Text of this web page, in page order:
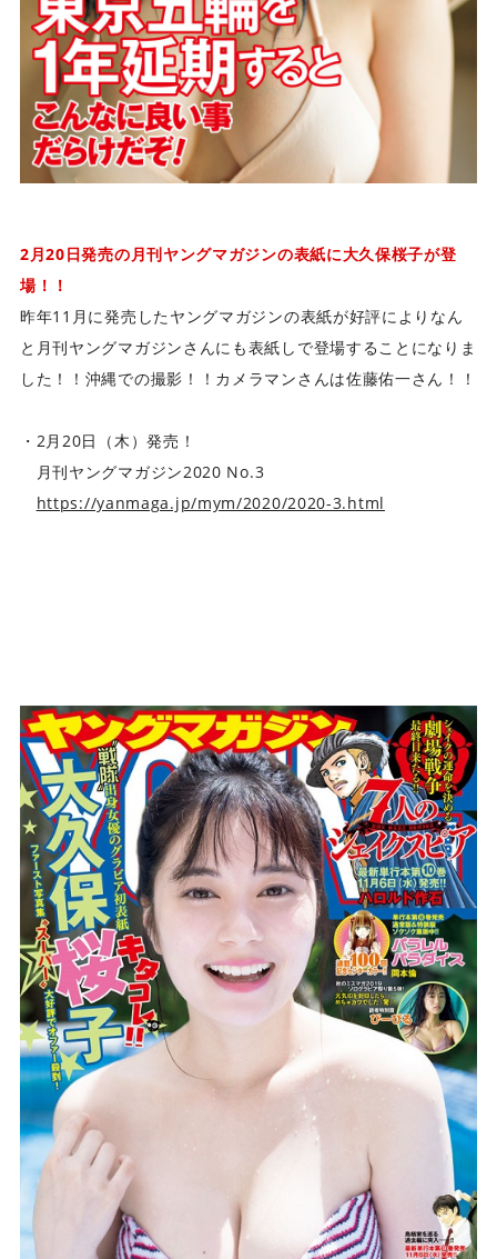
ツ
株
式
会
社
]
2月20日発売の月刊ヤングマガジンの表紙に大久保桜子が登
場！！
昨年11月に発売したヤングマガジンの表紙が好評によりなん
と月刊ヤングマガジンさんにも表紙しで登場することになりま
した！！沖縄での撮影！！カメラマンさんは佐藤佑一さん！！
・2月20日（木）発売！
月刊ヤングマガジン2020 No.3
https://yanmaga.jp/mym/2020/2020-3.html